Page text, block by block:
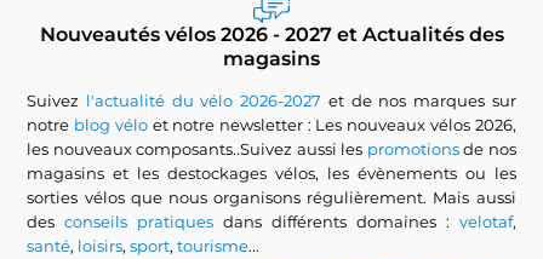
Nouveautés vélos 2026 - 2027 et Actualités des
magasins
Suivez l'actualité du vélo 2026-2027 et de nos marques sur
notre blog véloet notre newsletter : Les nouveaux vélos 2026,
les nouveaux composants..Suivez aussi les promotionsde nos
magasins et les destockages vélos, les évènements ou les
sorties vélos que nous organisons régulièrement. Mais aussi
desconseils pratiques dans différents domaines : velotaf,
santé, loisirs,sport,tourisme...